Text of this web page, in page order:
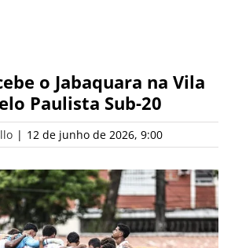
o Jabaquara na Vila
Paulista Sub-20
| 12 de junho de 2026, 9:00